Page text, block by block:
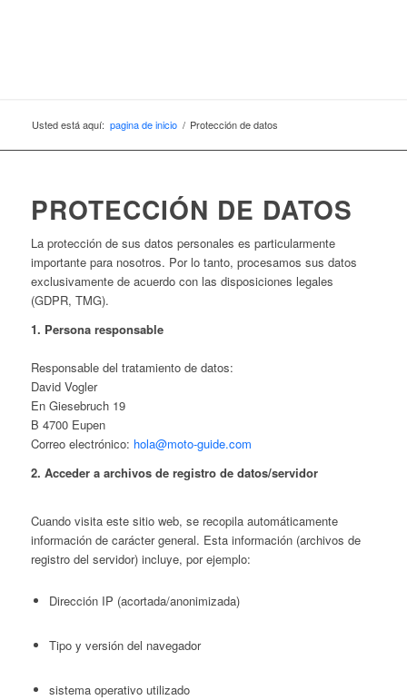
Usted está aquí: pagina de inicio / Protección de datos
PROTECCIÓN DE DATOS
La protección de sus datos personales es particularmente
importante para nosotros. Por lo tanto, procesamos sus datos
exclusivamente de acuerdo con las disposiciones legales
(GDPR, TMG).
1. Persona responsable
Responsable del tratamiento de datos:
David Vogler
En Giesebruch 19
B 4700 Eupen
Correo electrónico: hola@moto-guide.com
2. Acceder a archivos de registro de datos/servidor
Cuando visita este sitio web, se recopila automáticamente
información de carácter general. Esta información (archivos de
registro del servidor) incluye, por ejemplo:
Dirección IP (acortada/anonimizada)
Tipo y versión del navegador
sistema operativo utilizado